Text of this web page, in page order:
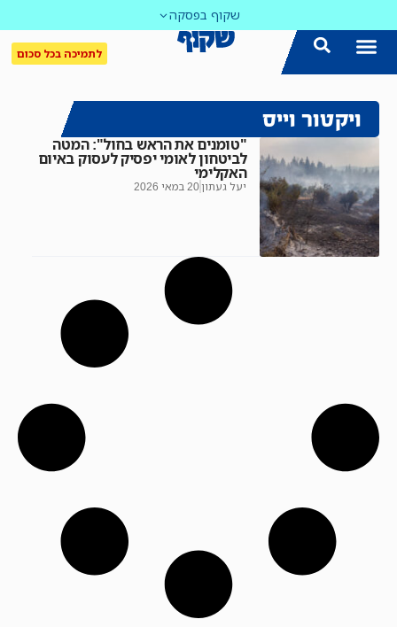
שקוף בפסקה
לתמיכה בכל סכום
ויקטור וייס
"טומנים את הראש בחול": המטה
לביטחון לאומי יפסיק לעסוק באיום
האקלימי
יעל געתון20 במאי 2026